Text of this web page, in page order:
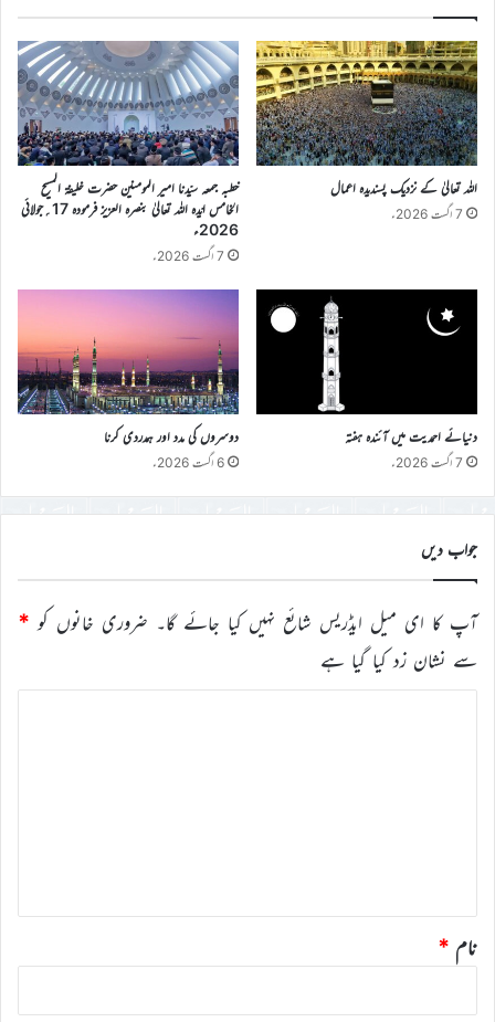
اللہ تعالیٰ کے نزدیک پسندیدہ اعمال
7 اگست 2026ء
خطبہ جمعہ سیّدنا امیر المومنین حضرت خلیفۃ المسیح
الخامس ایّدہ اللہ تعالیٰ بنصرہ العزیز فرمودہ 17؍جولائی
2026ء
7 اگست 2026ء
دنیائے احمدیت میں آئندہ ہفتہ
7 اگست 2026ء
دوسروں کی مدد اور ہمدردی کرنا
6 اگست 2026ء
جواب دیں
آپ کا ای میل ایڈریس شائع نہیں کیا جائے گا۔ ضروری خانوں کو *
سے نشان زد کیا گیا ہے
نام *